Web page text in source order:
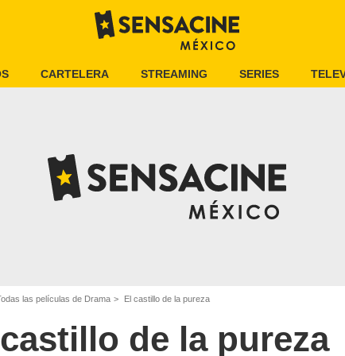
CARTELERA STREAMING SERIES
las películas de Drama El castillo de la pureza
de la pureza